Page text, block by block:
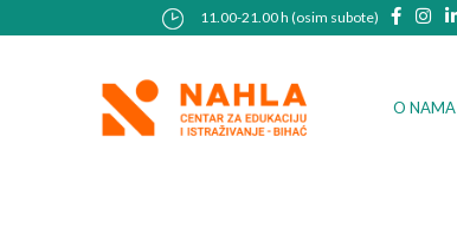
to
11.00-21.00 h (osim subote)
O NAMA
navigation